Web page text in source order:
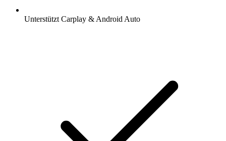
Unterstützt Carplay & Android Auto